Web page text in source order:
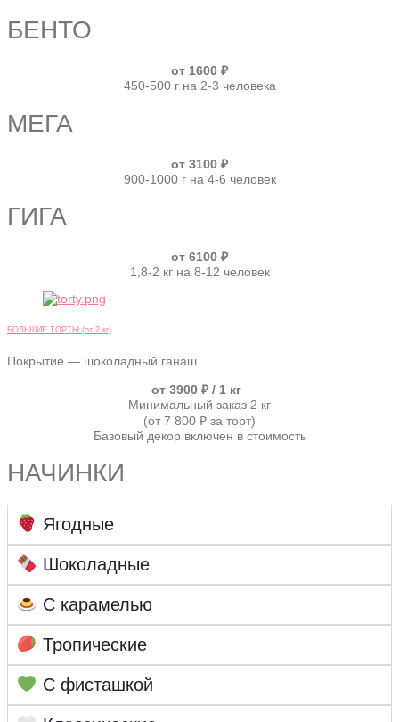
БЕНТО
от 1600 ₽
450-500 г на 2-3 человека
МЕГА
от 3100 ₽
900-1000 г на 4-6 человек
ГИГА
от 6100 ₽
1,8-2 кг на 8-12 человек
БОЛЬШИЕ ТОРТЫ (от 2 кг)
Покрытие — шоколадный ганаш
от 3900 ₽ / 1 кг
Минимальный заказ 2 кг
(от 7 800 ₽ за торт)
Базовый декор включен в стоимость
НАЧИНКИ
Ягодные
Шоколадные
С карамелью
Тропические
С фисташкой